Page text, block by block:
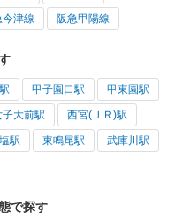
今津線 阪急甲陽線
甲子園口駅 甲東園駅
大前駅 西宮(ＪＲ)駅
駅 東鳴尾駅 武庫川駅
で探す